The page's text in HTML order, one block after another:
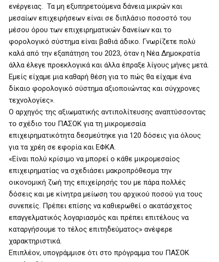
ενέργειας. Τα μη εξυπηρετούμενα δάνεια μικρών και
μεσαίων επιχειρήσεων είναι σε διπλάσιο ποσοστό του
μέσου όρου των επιχειρηματικών δανείων και το
φορολογικό σύστημα είναι βαθιά άδικο. Γνωρίζετε πολύ
καλά από την εξαπάτηση του 2023, όταν η Νέα Δημοκρατία
άλλα έλεγε προεκλογικά και άλλα έπραξε λίγους μήνες μετά.
Εμείς είχαμε μια καθαρή θέση για το πώς θα είχαμε ένα
δίκαιο φορολογικό σύστημα αξιοποιώντας και σύγχρονες
τεχνολογίες».
Ο αρχηγός της αξιωματικής αντιπολίτευσης αναπτύσσοντας
το σχέδιο του ΠΑΣΟΚ για τη μικρομεσαία
επιχειρηματικότητα δεσμεύτηκε για 120 δόσεις για όλους
για τα χρέη σε εφορία και ΕΦΚΑ.
«Είναι πολύ κρίσιμο να μπορεί ο κάθε μικρομεσαίος
επιχειρηματίας να σχεδιάσει μακροπρόθεσμα την
οικονομική ζωή της επιχείρησής του με πάρα πολλές
δόσεις και με κίνητρα μείωση του αρχικού ποσού για τους
συνεπείς. Πρέπει επίσης να καθιερωθεί ο ακατάσχετος
επαγγελματικός λογαριασμός και πρέπει επιτέλους να
καταργήσουμε το τέλος επιτηδεύματος» ανέφερε
χαρακτηριστικά.
Επιπλέον, υπογράμμισε ότι στο πρόγραμμα του ΠΑΣΟΚ